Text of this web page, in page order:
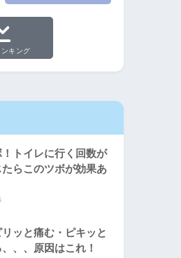
キング
トイレに行く回数が
らこのツボが効果あ
ッと痛む・ピキッと
、、原因はこれ！